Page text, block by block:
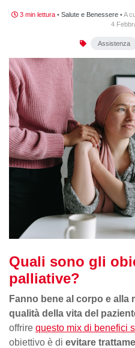
3 min lettura • Salute e Benessere •A
4
Assistenza
Quali sono gli
palliative?
Fanno bene al corpo e alla
qualità della vita del
offrire questo mix di benefici
obiettivo è di evitare